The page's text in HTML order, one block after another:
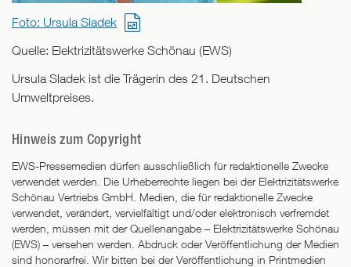
Foto: Ursula Sladek
Quelle: Elektrizitätswerke Schönau (EWS)
Ursula Sladek ist die Trägerin des 21. Deutschen
Umweltpreises.
Hinweis zum Copyright
EWS-Pressemedien dürfen ausschließlich für redaktionelle Zwecke
verwendet werden. Die Urheberrechte liegen bei der Elektrizitätswerke
Schönau Vertriebs GmbH. Medien, die für redaktionelle Zwecke
verwendet, verändert, vervielfältigt und/oder elektronisch verfremdet
werden, müssen mit der Quellenangabe – Elektrizitätswerke Schönau
(EWS) – versehen werden. Abdruck oder Veröffentlichung der Medien
sind honorarfrei. Wir bitten bei der Veröffentlichung in Printmedien